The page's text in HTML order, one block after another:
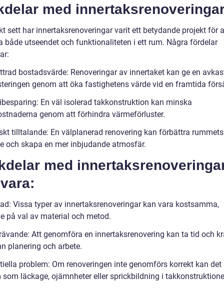
med
sett har innertaksrenoveringar varit ett betydande projekt för
både utseendet och funktionaliteten i ett rum. Några fördelar
bostadsvärde: Renoveringar av innertaket kan ge en
genom att öka fastighetens värde vid en framtida
En väl isolerad takkonstruktion kan minska
genom att förhindra värmeförluster.
tilltalande: En välplanerad renovering kan förbättra rummets
och skapa en mer inbjudande atmosfär.
med
Vissa typer av innertaksrenoveringar kan vara kostsamma,
på val av material och metod.
Att genomföra en innertaksrenovering kan ta tid och
planering och arbete.
problem: Om renoveringen inte genomförs korrekt kan det
som läckage, ojämnheter eller sprickbildning i